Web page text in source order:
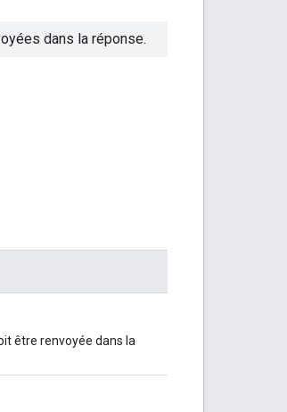
dans la réponse.
être renvoyée dans la